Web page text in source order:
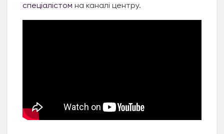
спеціалістом на каналі центру.